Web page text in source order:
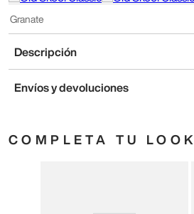
Granate
Descripción
Envíos y devoluciones
COMPLETA TU LOOK